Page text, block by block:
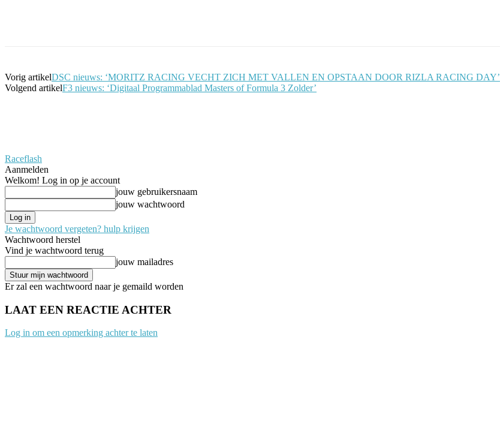
Vorig artikelDSC nieuws: ‘MORITZ RACING VECHT ZICH MET VALLEN EN OPSTAAN DOOR RIZLA RACING DAY’
Volgend artikelF3 nieuws: ‘Digitaal Programmablad Masters of Formula 3 Zolder’
Raceflash
Aanmelden
Welkom! Log in op je account
jouw gebruikersnaam
jouw wachtwoord
Je wachtwoord vergeten? hulp krijgen
Wachtwoord herstel
Vind je wachtwoord terug
jouw mailadres
Er zal een wachtwoord naar je gemaild worden
LAAT EEN REACTIE ACHTER
Log in om een opmerking achter te laten